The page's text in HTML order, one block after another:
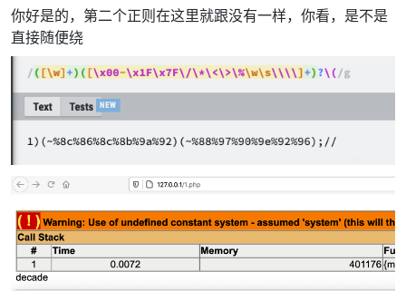
你好是的，第二个正则在这里就跟没有一样，你看，是不是
直接随便绕